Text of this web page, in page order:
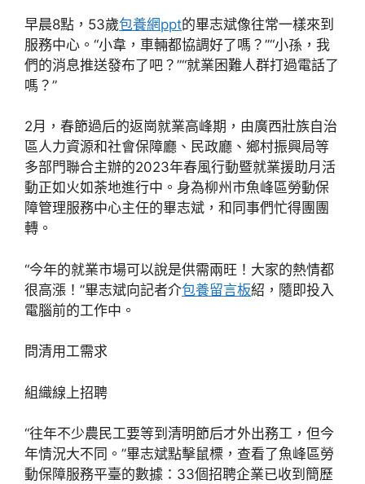
早晨8點，53歲包養網ppt的畢志斌像往常一樣來到
服務中心。“小韋，車輛都協調好了嗎？”“小孫，我
們的消息推送發布了吧？”“就業困難人群打過電話了
嗎？”
2月，春節過后的返崗就業高峰期，由廣西壯族自治
區人力資源和社會保障廳、民政廳、鄉村振興局等
多部門聯合主辦的2023年春風行動暨就業援助月活
動正如火如荼地進行中。身為柳州市魚峰區勞動保
障管理服務中心主任的畢志斌，和同事們忙得團團
轉。
“今年的就業市場可以說是供需兩旺！大家的熱情都
很高漲！”畢志斌向記者介包養留言板紹，隨即投入
電腦前的工作中。
問清用工需求
組織線上招聘
“往年不少農民工要等到清明節后才外出務工，但今
年情況大不同。”畢志斌點擊鼠標，查看了魚峰區勞
動保障服務平臺的數據：33個招聘企業已收到簡歷